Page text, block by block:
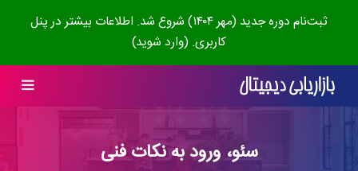
ثبت‌نام دوره جدید (مهر ۱۴۰۴) شروع شد. اطلاعات بیشتر در پنل
کاربری. (وارد شوید)
سئو، ورود به نکات فنی